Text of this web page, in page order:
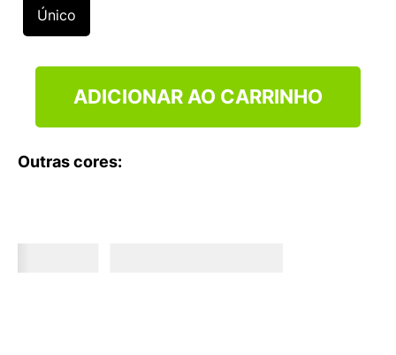
Único
ADICIONAR AO CARRINHO
Outras cores:
º
NEW 530
10º VEJA COUNTRY